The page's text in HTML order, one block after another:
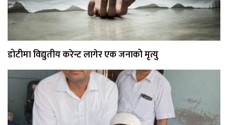
डोटीमा विद्युतीय करेन्ट लागेर एक जनाको मृत्यु